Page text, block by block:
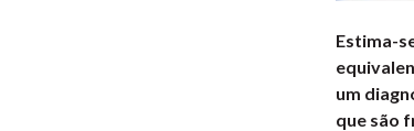
Estima-
um
que são